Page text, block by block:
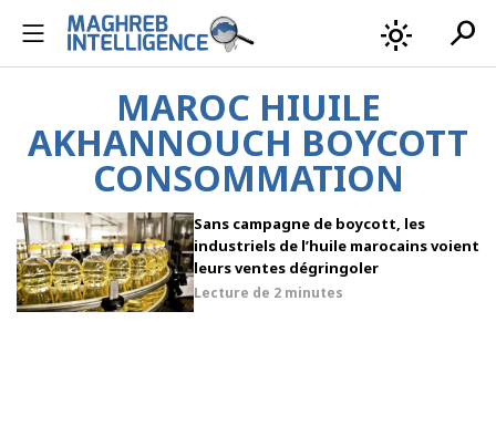
light_mode search
MAROC HIUILE
AKHANNOUCH BOYCOTT
CONSOMMATION
Sans campagne de boycott, les
industriels de l’huile marocains voient
leurs ventes dégringoler
Lecture de 2 minutes